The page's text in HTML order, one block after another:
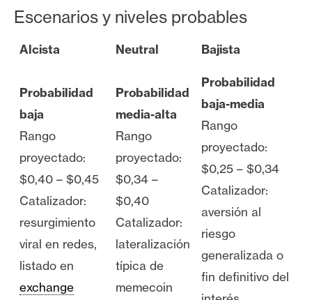
Escenarios y niveles probables
Alcista Neutral Bajista
Probabilidad
baja
Rango
proyectado:
$0,40 – $0,45
Catalizador:
resurgimiento
viral en redes,
listado en
exchange
Probabilidad
media-alta
Rango
proyectado:
$0,34 –
$0,40
Catalizador:
lateralización
típica de
memecoin
Probabilidad
baja-media
Rango
proyectado:
$0,25 – $0,34
Catalizador:
aversión al
riesgo
generalizada o
fin definitivo del